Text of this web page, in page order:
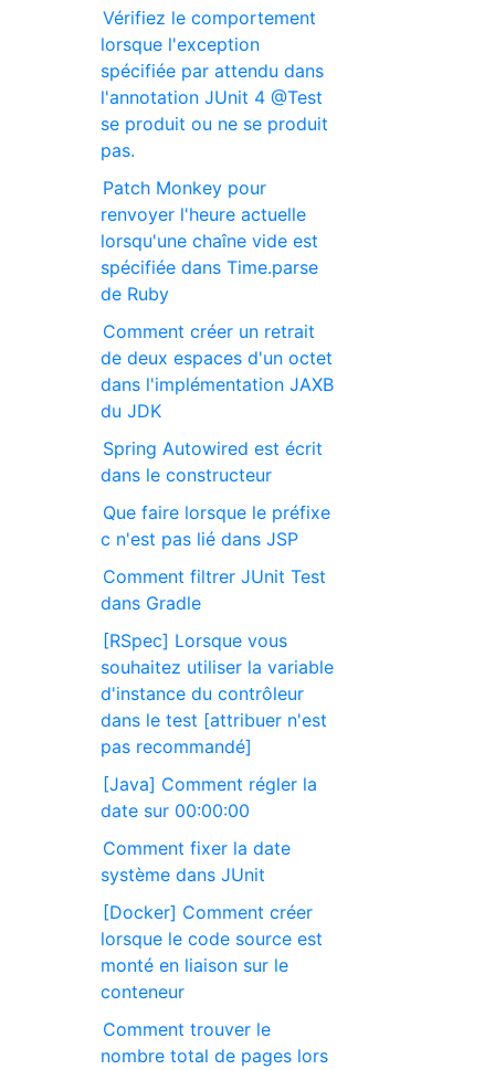
Vérifiez le comportement
lorsque l'exception
spécifiée par attendu dans
l'annotation JUnit 4 @Test
se produit ou ne se produit
pas.
Patch Monkey pour
renvoyer l'heure actuelle
lorsqu'une chaîne vide est
spécifiée dans Time.parse
de Ruby
Comment créer un retrait
de deux espaces d'un octet
dans l'implémentation JAXB
du JDK
Spring Autowired est écrit
dans le constructeur
Que faire lorsque le préfixe
c n'est pas lié dans JSP
Comment filtrer JUnit Test
dans Gradle
[RSpec] Lorsque vous
souhaitez utiliser la variable
d'instance du contrôleur
dans le test [attribuer n'est
pas recommandé]
[Java] Comment régler la
date sur 00:00:00
Comment fixer la date
système dans JUnit
[Docker] Comment créer
lorsque le code source est
monté en liaison sur le
conteneur
Comment trouver le
nombre total de pages lors